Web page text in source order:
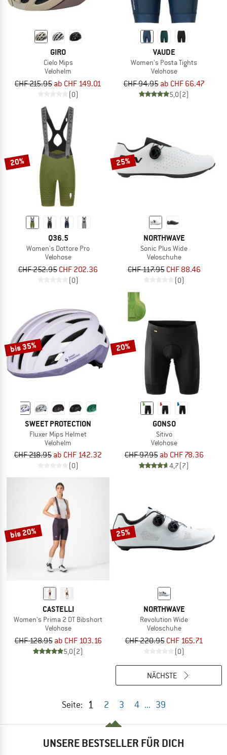
GIRO
Cielo Mips
Velohelm
CHF 215.95 ab CHF 149.01
(0)
VAUDE
Women's Posta Tights
Velohose
CHF 94.95 ab CHF 66.47
5,0(2)
20%
Q36.5
Women's Dottore Pro
Velohose
CHF 252.95 CHF 202.36
(0)
25%
NORTHWAVE
Sonic Plus Wide
Veloschuhe
CHF 117.95 CHF 88.46
(0)
bis 35%
SWEET PROTECTION
Fluxer Mips Helmet
Velohelm
CHF 218.95 ab CHF 142.32
(0)
20%
GONSO
Sitivo
Velohose
CHF 97.95 ab CHF 78.36
4,7(7)
bis 20%
CASTELLI
Women's Prima 2 DT Bibshort
Velohose
CHF 128.95 ab CHF 103.16
5,0(2)
25%
NORTHWAVE
Revolution Wide
Veloschuhe
CHF 220.95 CHF 165.71
(0)
Seite: 1 2 3 4 ... 39
NÄCHSTE
UNSERE BESTSELLER FÜR DICH